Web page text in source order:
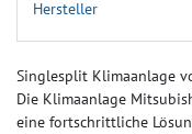
Hersteller
Singlesplit Klimaanlage
Die Klimaanlage
eine fortschrittliche